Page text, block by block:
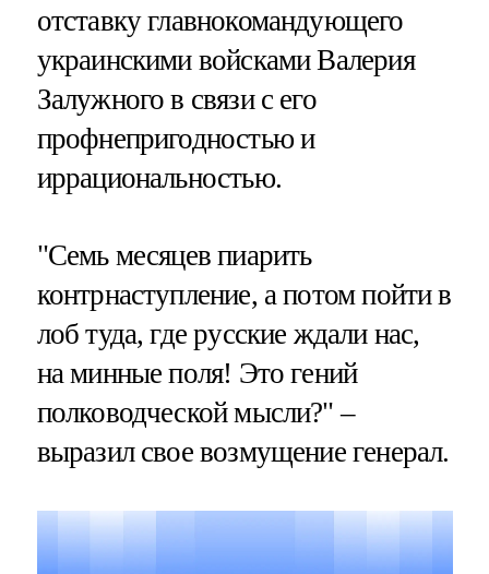
отставку главнокомандующего
украинскими войсками Валерия
Залужного в связи с его
профнепригодностью и
иррациональностью.
"Семь месяцев пиарить
контрнаступление, а потом пойти в
лоб туда, где русские ждали нас,
на минные поля! Это гений
полководческой мысли?" –
выразил свое возмущение генерал.